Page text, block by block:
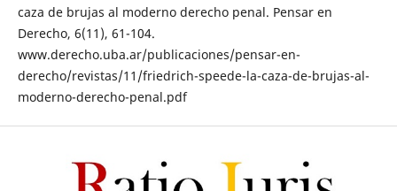
caza de brujas al moderno derecho penal. Pensar en
Derecho, 6(11), 61-104.
www.derecho.uba.ar/publicaciones/pensar-en-
derecho/revistas/11/friedrich-speede-la-caza-de-brujas-al-
moderno-derecho-penal.pdf